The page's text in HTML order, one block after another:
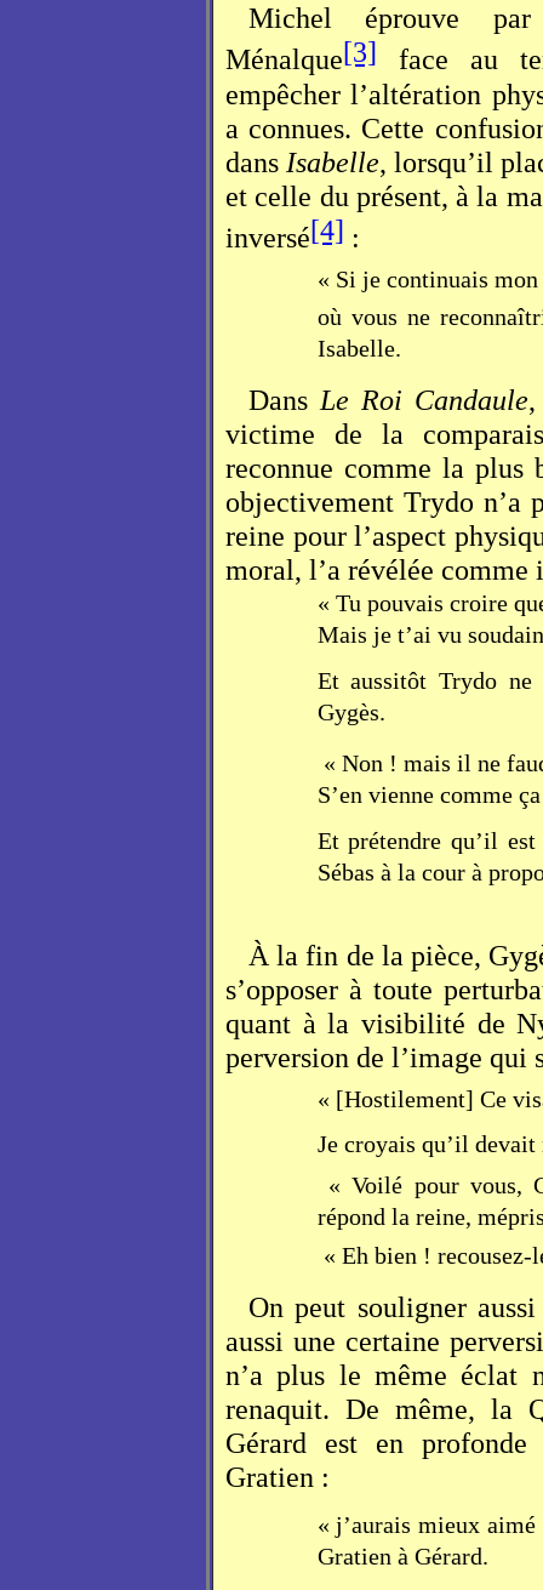
Michel éprouve
Ménalque[3] face au
empêcher l’altération
a connues. Cette
dans Isabelle, lorsqu’il
et celle du présent, à la
inversé[4] :
« Si je continuais
où vous ne
Isabelle.
Dans Le Roi Candaule
victime de la
reconnue comme la plus
objectivement Trydo n’a
reine pour l’aspect
moral, l’a révélée comme
« Tu pouvais croire
Mais je t’ai vu
Et aussitôt Trydo ne
Gygès.
« Non ! mais il ne
S’en vienne comme
Et prétendre qu’il
Sébas à la cour à
À la fin de la pièce,
s’opposer à toute
quant à la visibilité de
perversion de l’image qui
« [Hostilement] Ce
Je croyais qu’il
« Voilé pour vous,
répond la reine,
« Eh bien !
On peut souligner
aussi une certaine
n’a plus le même
renaquit. De même, la
Gérard est en
Gratien :
« j’aurais mieux
Gratien à Gérard.